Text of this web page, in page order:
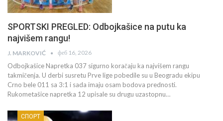
SPORTSKI PREGLED: Odbojkašice na putu ka
najvišem rangu!
J. MARKOVIĆ феб 16, 2026
Odbojkašice Napretka 037 sigurno koračaju ka najvišem rangu
takmičenja. U derbi susretu Prve lige pobedile su u Beogradu ekipu
Crno bele 011 sa 3:1 i sada imaju osam bodova prednosti.
Rukometašice napretka 12 upisale su drugu uzastopnu…
СПОРТ